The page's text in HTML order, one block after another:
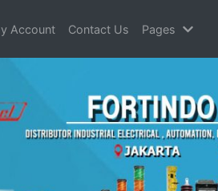
Account Contact Us Pages